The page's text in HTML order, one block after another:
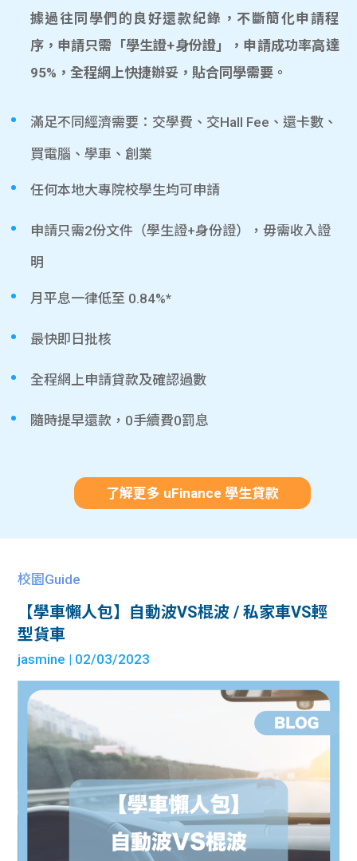
據過往同學們的良好還款紀錄，不斷簡化申請程
序，申請只需「學生證+身份證」，申請成功率高達
95%，全程網上快捷辦妥，貼合同學需要。
滿足不同經濟需要：交學費、交Hall Fee、還卡數、
買電腦、學車、創業
任何本地大專院校學生均可申請
申請只需2份文件（學生證+身份證），毋需收入證
明
月平息一律低至 0.84%*
最快即日批核
全程網上申請貸款及確認過數
隨時提早還款，0手續費0罰息
了解更多 uFinance 學生貸款
校園Guide
【學車懶人包】自動波VS棍波 / 私家車VS輕
型貨車
jasmine | 02/03/2023